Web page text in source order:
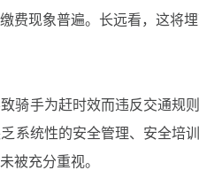
费现象普遍。长远看，这将
骑手为赶时效而违反交通规
系统性的安全管理、安全培
被充分重视。